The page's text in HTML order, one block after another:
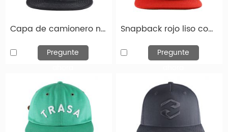
Tipos personalizados de snapbacks
A continuación se muestra la imagen de varios
diseño de tapa de Snapback. Y tenemos más tapas
de snapback personalizadas que puede elegir en
Capa de camionero negro de sombrero snapback simple
Pregunte
Snapback rojo liso con sombreros de lana personalizados de Green Underbill
Pregunte